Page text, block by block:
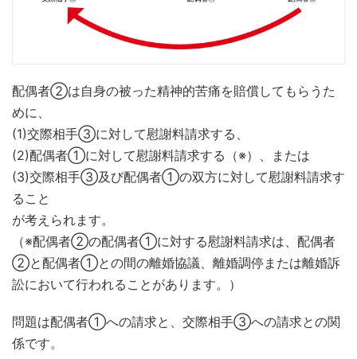
配偶者②は自身の被った精神的苦痛を賠償してもらうた
めに、
(1)交際相手③に対して慰謝料請求する、
(2)配偶者①に対して慰謝料請求する（※）、または
(3)交際相手③及び配偶者①の双方に対して慰謝料請求す
ること
が考えられます。
（※配偶者②の配偶者①に対する慰謝料請求は、配偶者
②と配偶者①との間の離婚協議、離婚調停または離婚訴
訟において行われることがあります。）
問題は配偶者①への請求と、交際相手③への請求との関
係です。